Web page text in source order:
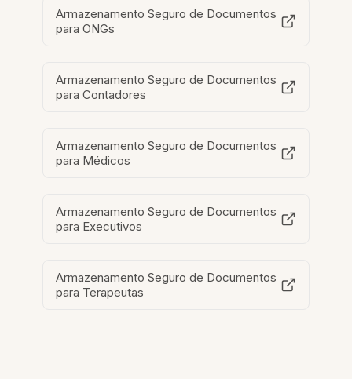
Armazenamento Seguro de Documentos
para ONGs
Armazenamento Seguro de Documentos
para Contadores
Armazenamento Seguro de Documentos
para Médicos
Armazenamento Seguro de Documentos
para Executivos
Armazenamento Seguro de Documentos
para Terapeutas